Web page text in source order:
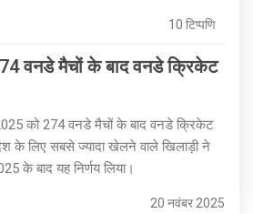
10 टिप्पणि
वनडे मैचों के बाद वनडे क्रिकेट
को 274 वनडे मैचों के बाद वनडे क्रिकेट
के लिए सबसे ज्यादा खेलने वाले खिलाड़ी ने
के बाद यह निर्णय लिया।
20 नवंबर 2025